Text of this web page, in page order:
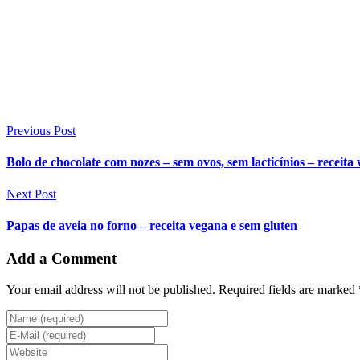
Previous Post
Bolo de chocolate com nozes – sem ovos, sem lacticínios – receita
Next Post
Papas de aveia no forno – receita vegana e sem gluten
Add a Comment
Your email address will not be published. Required fields are marked